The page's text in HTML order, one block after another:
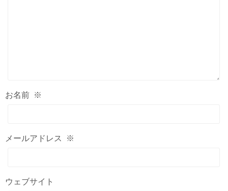
お名前 ※
メールアドレス ※
ウェブサイト